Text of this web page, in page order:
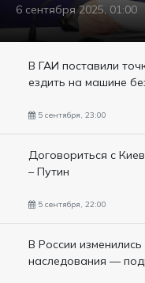
6 сентября 2025, 01:00
В ГАИ поставили
ездить на машине
5 сентября, 23:00
Договориться с
– Путин
5 сентября, 22:00
В России
наследования —